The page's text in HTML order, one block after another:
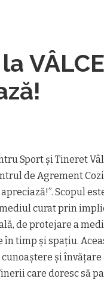
Sport şi Tineret
de Agrement
Scopul
curat prin
de protejare a
timp şi spaţiu.
şi
care doresc să